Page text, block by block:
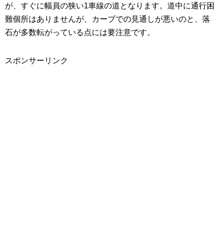
が、すぐに幅員の狭い1車線の道となります。道中に通行困
難個所はありませんが、カーブでの見通しが悪いのと、落
石が多数転がっている点には要注意です。
スポンサーリンク